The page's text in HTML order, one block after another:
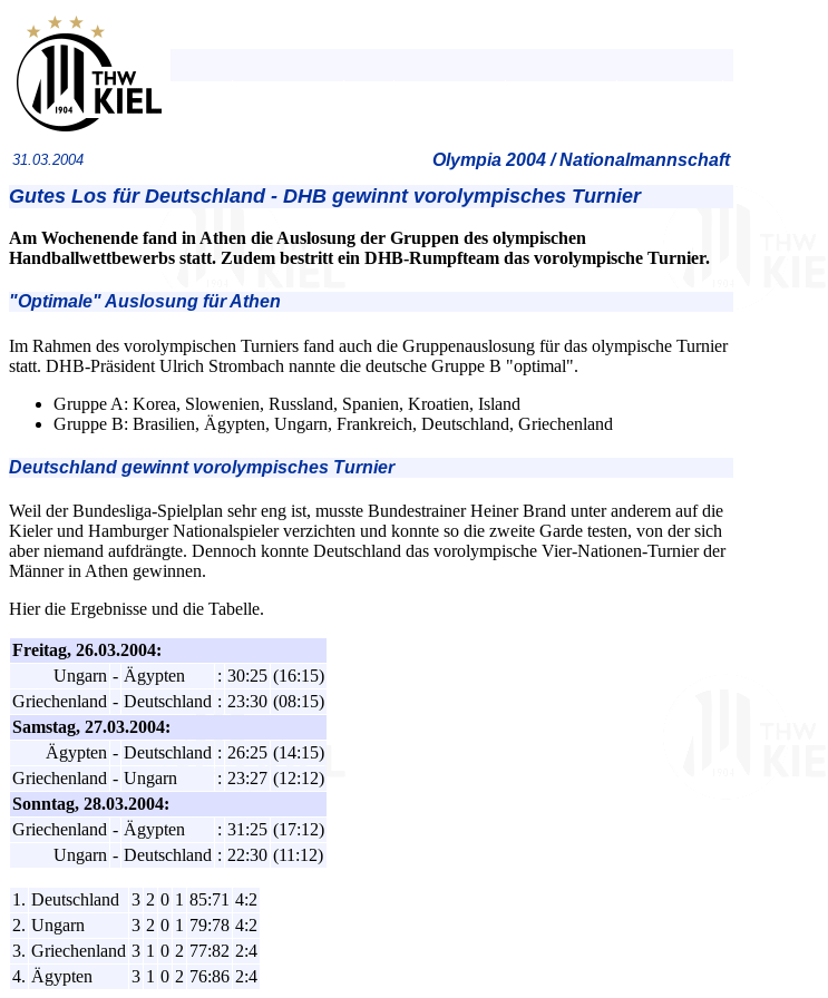
31.03.2004 Olympia 2004 / Nationalmannschaft
Gutes Los für Deutschland - DHB gewinnt vorolympisches Turnier
Am Wochenende fand in Athen die Auslosung der Gruppen des olympischen
Handballwettbewerbs statt. Zudem bestritt ein DHB-Rumpfteam das vorolympische Turnier.
"Optimale" Auslosung für Athen
Im Rahmen des vorolympischen Turniers fand auch die Gruppenauslosung für das olympische Turnier
statt. DHB-Präsident Ulrich Strombach nannte die deutsche Gruppe B "optimal".
Gruppe A: Korea, Slowenien, Russland, Spanien, Kroatien, Island
Gruppe B: Brasilien, Ägypten, Ungarn, Frankreich, Deutschland, Griechenland
Deutschland gewinnt vorolympisches Turnier
Weil der Bundesliga-Spielplan sehr eng ist, musste Bundestrainer Heiner Brand unter anderem auf die
Kieler und Hamburger Nationalspieler verzichten und konnte so die zweite Garde testen, von der sich
aber niemand aufdrängte. Dennoch konnte Deutschland das vorolympische Vier-Nationen-Turnier der
Männer in Athen gewinnen.
Hier die Ergebnisse und die Tabelle.
Freitag, 26.03.2004:
Ungarn - Ägypten : 30:25 (16:15)
Griechenland - Deutschland : 23:30 (08:15)
Samstag, 27.03.2004:
Ägypten - Deutschland : 26:25 (14:15)
Griechenland - Ungarn : 23:27 (12:12)
Sonntag, 28.03.2004:
Griechenland - Ägypten : 31:25 (17:12)
Ungarn - Deutschland : 22:30 (11:12)
1. Deutschland 3 2 0 1 85:71 4:2
2. Ungarn 3 2 0 1 79:78 4:2
3. Griechenland 3 1 0 2 77:82 2:4
4. Ägypten 3 1 0 2 76:86 2:4